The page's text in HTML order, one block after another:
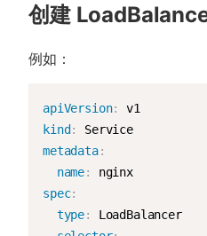
创建
例如：
apiVersion:
v1
kind :
Service
metadata:
name:
nginx
spec:
type:
LoadBalancer